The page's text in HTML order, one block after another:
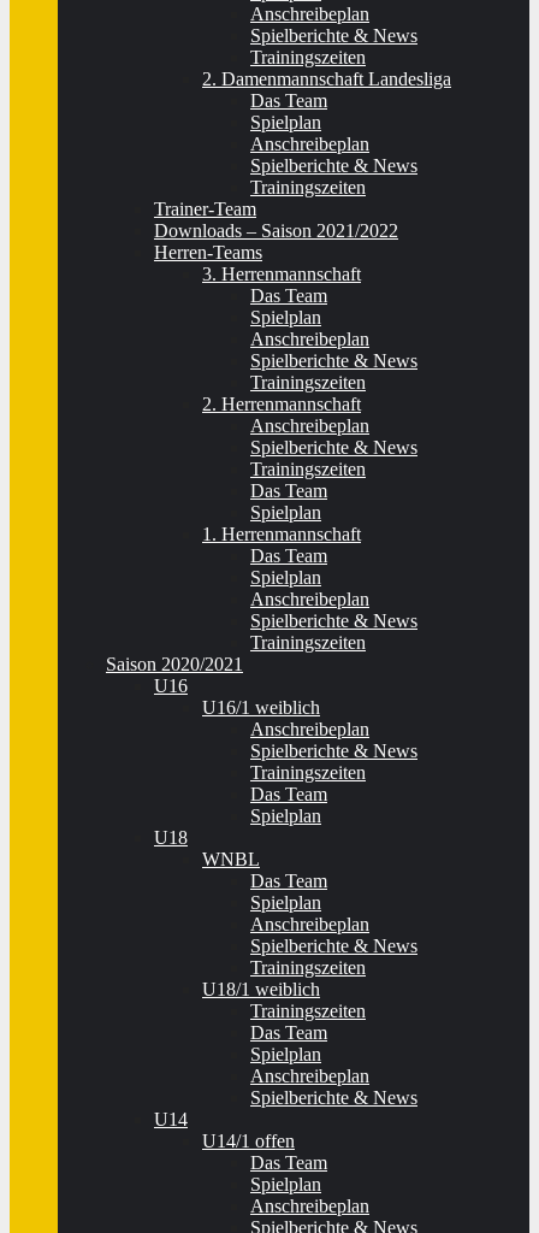
Anschreibeplan
Spielberichte & News
Trainingszeiten
2. Damenmannschaft Landesliga
Das Team
Spielplan
Anschreibeplan
Spielberichte & News
Trainingszeiten
Trainer-Team
Downloads – Saison 2021/2022
Herren-Teams
3. Herrenmannschaft
Das Team
Spielplan
Anschreibeplan
Spielberichte & News
Trainingszeiten
2. Herrenmannschaft
Anschreibeplan
Spielberichte & News
Trainingszeiten
Das Team
Spielplan
1. Herrenmannschaft
Das Team
Spielplan
Anschreibeplan
Spielberichte & News
Trainingszeiten
Saison 2020/2021
U16
U16/1 weiblich
Anschreibeplan
Spielberichte & News
Trainingszeiten
Das Team
Spielplan
U18
WNBL
Das Team
Spielplan
Anschreibeplan
Spielberichte & News
Trainingszeiten
U18/1 weiblich
Trainingszeiten
Das Team
Spielplan
Anschreibeplan
Spielberichte & News
U14
U14/1 offen
Das Team
Spielplan
Anschreibeplan
Spielberichte & News